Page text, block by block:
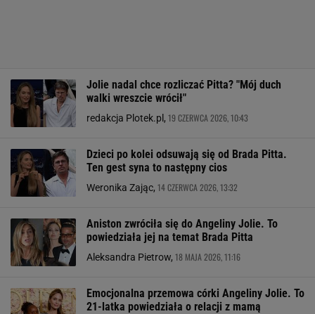
Jolie nadal chce rozliczać Pitta? "Mój duch
walki wreszcie wrócił"
redakcja Plotek.pl, 19 CZERWCA 2026, 10:43
Dzieci po kolei odsuwają się od Brada Pitta.
Ten gest syna to następny cios
Weronika Zając, 14 CZERWCA 2026, 13:32
Aniston zwróciła się do Angeliny Jolie. To
powiedziała jej na temat Brada Pitta
Aleksandra Pietrow, 18 MAJA 2026, 11:16
Emocjonalna przemowa córki Angeliny Jolie. To
21-latka powiedziała o relacji z mamą